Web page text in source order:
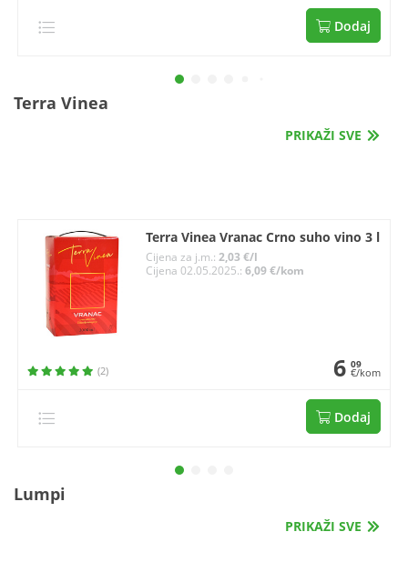
Dodaj
Terra Vinea
PRIKAŽI SVE
Terra Vinea Vranac Crno suho vino 3 l
Cijena za j.m.:2,03 €/l
Cijena 02.05.2025.:6,09 €/kom
(2) 6 09
€/kom
Dodaj
Lumpi
PRIKAŽI SVE